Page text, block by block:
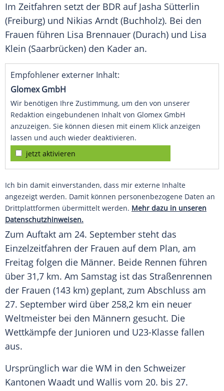
Im Zeitfahren setzt der BDR auf Jasha Sütterlin
(Freiburg) und Nikias Arndt (Buchholz). Bei den
Frauen führen Lisa Brennauer (Durach) und Lisa
Klein (Saarbrücken) den Kader an.
Empfohlener externer Inhalt:
Glomex GmbH
Wir benötigen Ihre Zustimmung, um den von unserer
Redaktion eingebundenen Inhalt von Glomex GmbH
anzuzeigen. Sie können diesen mit einem Klick anzeigen
lassen und auch wieder deaktivieren.
jetzt aktivieren
Ich bin damit einverstanden, dass mir externe Inhalte
angezeigt werden. Damit können personenbezogene Daten an
Drittplattformen übermittelt werden. Mehr dazu in unseren
Datenschutzhinweisen.
Zum Auftakt am 24. September steht das
Einzelzeitfahren der Frauen auf dem Plan, am
Freitag folgen die Männer. Beide Rennen führen
über 31,7 km. Am Samstag ist das Straßenrennen
der Frauen (143 km) geplant, zum Abschluss am
27. September wird über 258,2 km ein neuer
Weltmeister bei den Männern gesucht. Die
Wettkämpfe der Junioren und U23-Klasse fallen
aus.
Ursprünglich war die WM in den Schweizer
Kantonen Waadt und Wallis vom 20. bis 27.